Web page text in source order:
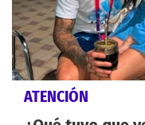
ATENCIÓN